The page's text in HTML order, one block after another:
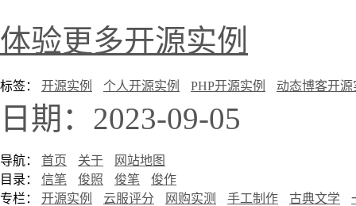
体验更多开源实例
标签： 开源实例 个人开源实例 PHP开源实例 动态博客开源
日期：2023-09-05
导航： 首页 关于
网站地图
目录： 信笔 俊照 俊笔
俊作
专栏： 开源实例 云服评分 网购实测 手工制作 古典文学